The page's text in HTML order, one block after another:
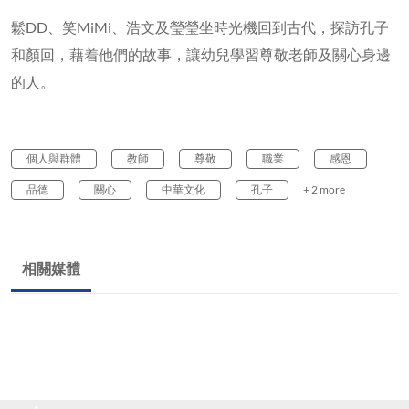
鬆DD、笑MiMi、浩文及瑩瑩坐時光機回到古代，探訪孔子
和顏回，藉着他們的故事，讓幼兒學習尊敬老師及關心身邊
的人。
個人與群體 教師 尊敬 職業 感恩
品德 關心 中華文化 孔子 + 2 more
相關媒體